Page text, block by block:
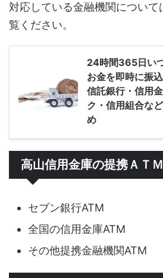
対応している金融機関につい
覧ください。
24時間365日い
お金を即時に振
信託銀行・信用
ク・信用組合な
め
高山信用金庫の提携ＡＴ
セブン銀行ATM
全国の信用金庫ATM
その他提携金融機関ATM